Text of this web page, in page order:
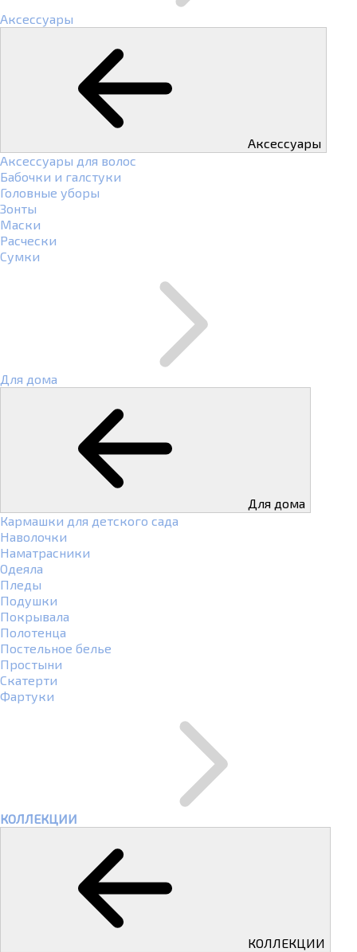
Аксессуары
Аксессуары
Аксессуары для волос
Бабочки и галстуки
Головные уборы
Зонты
Маски
Расчески
Сумки
Для дома
Для дома
Кармашки для детского сада
Наволочки
Наматрасники
Одеяла
Пледы
Подушки
Покрывала
Полотенца
Постельное белье
Простыни
Скатерти
Фартуки
КОЛЛЕКЦИИ
КОЛЛЕКЦИИ